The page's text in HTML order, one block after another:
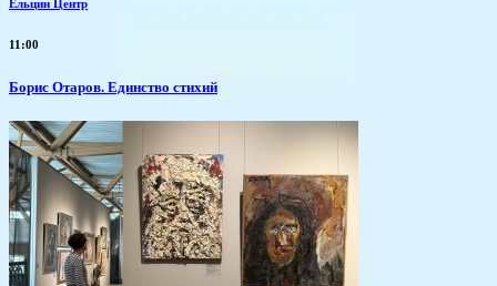
Ельцин Центр
11:00
Борис Отаров. Единство стихий